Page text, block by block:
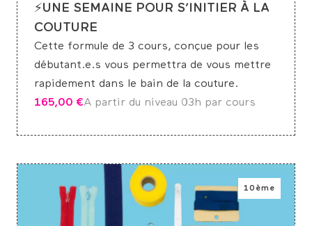
⚡UNE SEMAINE POUR S’INITIER À LA
COUTURE
Cette formule de 3 cours, conçue pour les
débutant.e.s vous permettra de vous mettre
rapidement dans le bain de la couture.
165,00 €A partir du niveau 03h par cours
10ème